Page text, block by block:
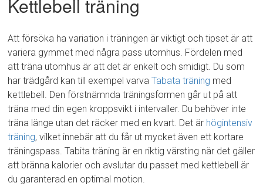
Kettlebell träning
Att försöka ha variation i träningen är viktigt och tipset är att
variera gymmet med några pass utomhus. Fördelen med
att träna utomhus är att det är enkelt och smidigt. Du som
har trädgård kan till exempel varvaTabata träning med
kettlebell. Den förstnämnda träningsformen går ut på att
träna med din egen kroppsvikt i intervaller. Du behöver inte
träna länge utan det räcker med en kvart. Det är högintensiv
träning, vilket innebär att du får ut mycket även ett kortare
träningspass. Tabita träning är en riktig värsting när det gäller
att bränna kalorier och avslutar du passet med kettlebell är
du garanterad en optimal motion.